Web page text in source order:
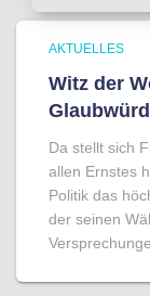
AKTUELLES
Witz der
Da stellt sich
allen Ernstes
Politik das
der seinen